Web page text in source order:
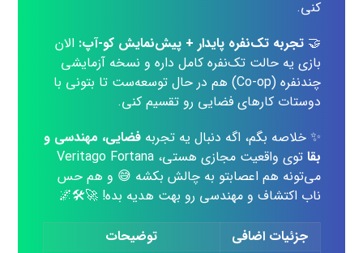
کنی.
🤝تجربه تک‌نفره پایدار + پیش‌نمایش کو-آپ: الان
بازی یه حالت تک‌نفره کامل داره و نسخه آزمایشی
چندنفره (Co-op) هم در حال توسعه‌ست تا بتونی با
دوستات کارهای فضایی رو تقسیم کنی.
✨ خلاصه بگم، اگه دنبال یه تجربهفضایی، مهندسی و
بقا
توی واقعیت مجازی هستی، Veritago Fortana
می‌تونه هم اعصابتو به چالش بکشه 😅 و هم حس
ناب اکتشاف و مهندسی رو بهت هدیه بده! 🚀🛠️🌌
جزئیات اضافی
توضیحات